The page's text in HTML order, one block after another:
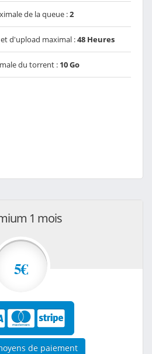
de la queue :2
d'upload maximal :48 Heures
du torrent : 10 Go
1 mois
5€
de paiement